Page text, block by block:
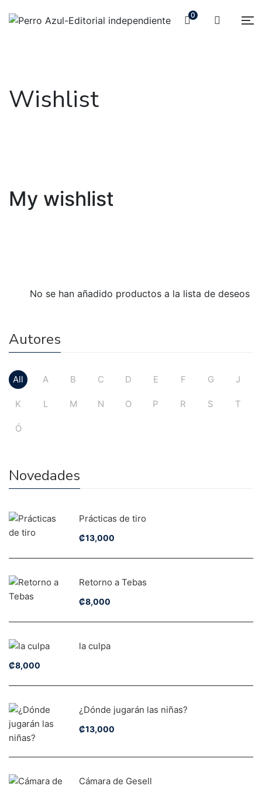
0
Wishlist
My wishlist
No se han añadido productos a la lista de deseos
Autores
All A B C D E F G J
K L M N O P R S T
Ó
Novedades
Prácticas de tiro
₡13,000
Retorno a Tebas
₡8,000
la culpa
₡8,000
¿Dónde jugarán las niñas?
₡13,000
Cámara de Gesell